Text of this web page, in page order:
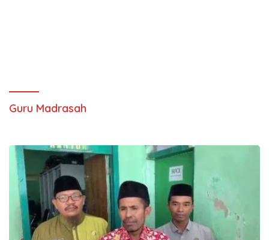
Guru Madrasah